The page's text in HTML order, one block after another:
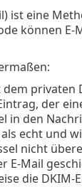
ist eine
können E-
privaten
der
in den
echt und
nicht
E-Mail
die